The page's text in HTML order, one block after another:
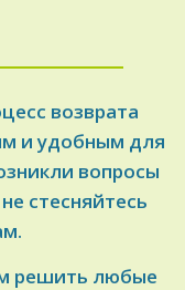
возврата
и удобным для
вопросы
стесняйтесь
решить любые